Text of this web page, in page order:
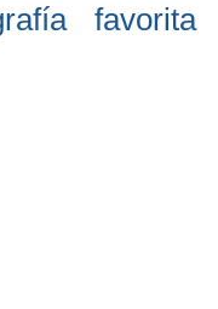
favorita